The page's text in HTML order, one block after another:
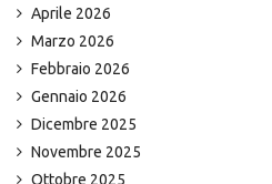
Aprile 2026
Marzo 2026
Febbraio 2026
Gennaio 2026
Dicembre 2025
Novembre 2025
Ottobre 2025